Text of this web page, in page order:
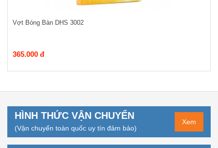
Vợt Bóng Bàn DHS 3002
365.000 đ
HÌNH THỨC VẬN CHUYỂN
(Vận chuyển toàn quốc uy tín đảm bảo)
Xem